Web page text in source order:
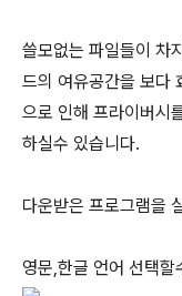
쓸모없는 파일들이 차
드의 여유공간을 보다
으로 인해 프라이버시
하실수 있습니다.
다운받은 프로그램을
영문,한글 언어 선택할